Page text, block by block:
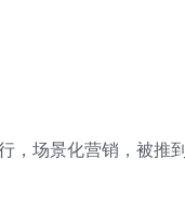
，场景化营销，被推